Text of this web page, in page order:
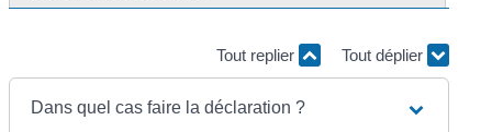
Tout replier Tout déplier
Dans quel cas faire la déclaration ?